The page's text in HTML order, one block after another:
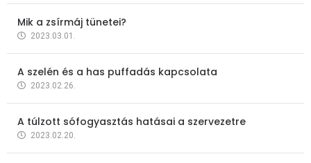
Mik a zsírmáj tünetei?
2023.03.01.
A szelén és a has puffadás kapcsolata
2023.02.26.
A túlzott sófogyasztás hatásai a szervezetre
2023.02.20.